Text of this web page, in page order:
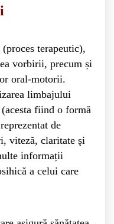
terapeutic),
vorbirii, precum și
oral-motorii.
limbajului
fiind o formă
de
viteză, claritate şi
informații
a celui care